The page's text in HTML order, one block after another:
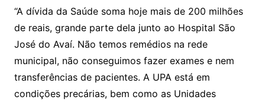
“A dívida da Saúde soma hoje mais de 200 milhões
de reais, grande parte dela junto ao Hospital São
José do Avaí. Não temos remédios na rede
municipal, não conseguimos fazer exames e nem
transferências de pacientes. A UPA está em
condições precárias, bem como as Unidades